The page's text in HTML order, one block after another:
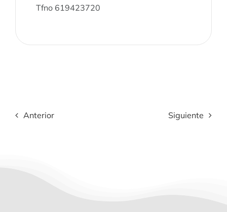
Tfno 619423720
Anterior Siguiente